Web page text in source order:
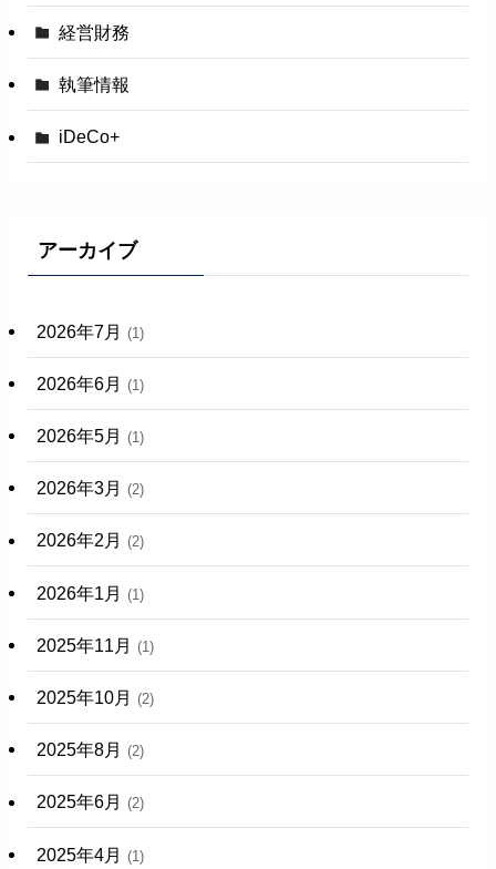
経営財務
執筆情報
iDeCo+
アーカイブ
2026年7月 (1)
2026年6月 (1)
2026年5月 (1)
2026年3月 (2)
2026年2月 (2)
2026年1月 (1)
2025年11月 (1)
2025年10月 (2)
2025年8月 (2)
2025年6月 (2)
2025年4月 (1)